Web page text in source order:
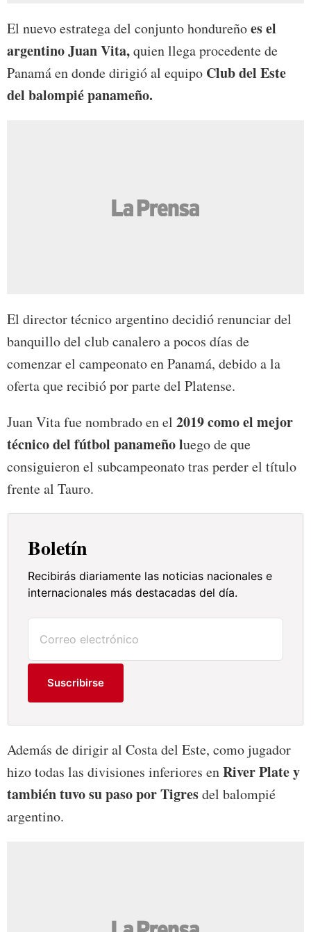
El nuevo estratega del conjunto hondureñoes el
argentino Juan Vita,quien llega procedente de
Panamá en donde dirigió al equipo Club del Este
del balompié panameño.
El director técnico argentino decidió renunciar del
banquillo del club canalero a pocos días de
comenzar el campeonato en Panamá, debido a la
oferta que recibió por parte del Platense.
Juan Vita fue nombrado en el 2019 como el mejor
técnico del fútbol panameño luego de que
consiguieron el subcampeonato tras perder el título
frente al Tauro.
Boletín
Recibirás diariamente las noticias nacionales e
internacionales más destacadas del día.
Suscribirse
Además de dirigir al Costa del Este, como jugador
hizo todas las divisiones inferiores enRiver Plate y
también tuvo su paso por Tigresdel balompié
argentino.